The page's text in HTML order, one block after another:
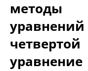
методы